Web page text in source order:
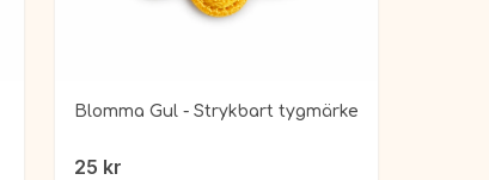
Blomma Gul - Strykbart tygmärke
25 kr